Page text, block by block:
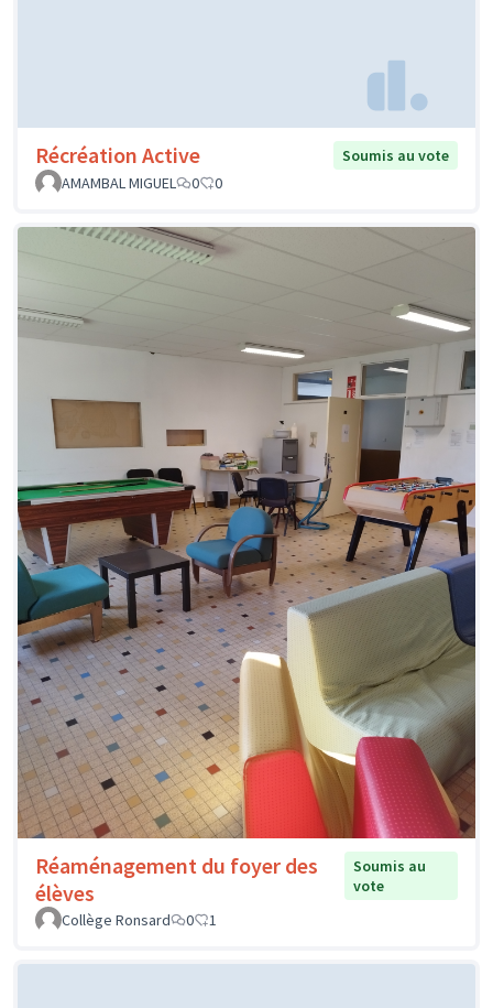
Récréation Active
Soumis au vote
AMAMBAL MIGUEL
0 0
Réaménagement du foyer des
élèves
Soumis au
vote
Collège Ronsard
0 1